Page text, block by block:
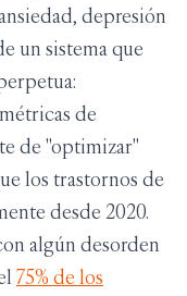
depresión
un sistema que
de
de "optimizar"
los trastornos de
desde 2020.
algún desorden
75% de los